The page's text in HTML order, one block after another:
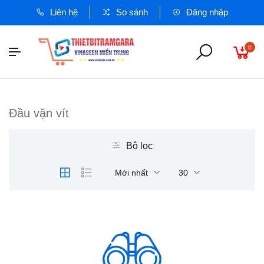
Liên hệ So sánh Đăng nhập
0
Đầu vặn vít
Bộ lọc
Mới nhất 30